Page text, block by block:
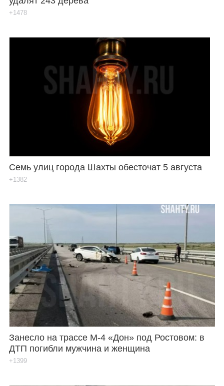
+1478
Семь улиц города Шахты обесточат 5 августа
+1382
Занесло на трассе М-4 «Дон» под Ростовом: в
ДТП погибли мужчина и женщина
+1399